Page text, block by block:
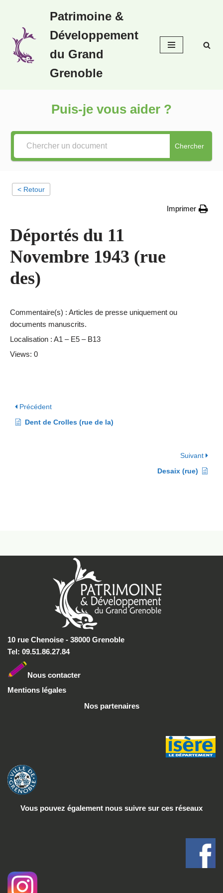
au
contenu
Patrimoine &
Développement
du Grand
Grenoble
Puis-je vous aider ?
Chercher
< Retour
Imprimer
Déportés du 11
Novembre 1943 (rue
des)
Commentaire(s) : Articles de presse uniquement ou
documents manuscrits.
Localisation : A1 – E5 – B13
Views: 0
Précédent
Dent de Crolles (rue de la)
Suivant
Desaix (rue)
10 rue Chenoise - 38000 Grenoble
Tel: 09.51.86.27.84
Nous contacter
Mentions légales
Nos partenaires
Vous pouvez également nous suivre sur ces réseaux